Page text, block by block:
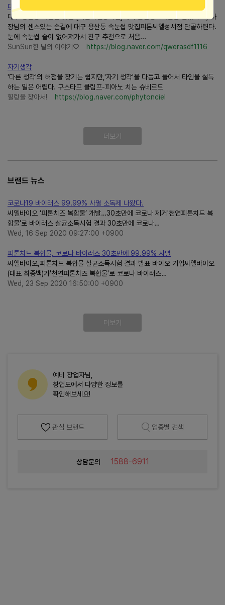
대구 용산동 속눈썹 맛집 [피톤씨엘성서점]에서 할인행사 속눈썹 ....
대구 용산동 속눈썹 맛집 [피톤씨엘성서점]에서 할인행사속눈썹 받았다 :-) 사
장님의 센스있는 손길에 대구 용산동 속눈썹 맛집피톤씨엘성서점 단골하련다.
눈에 속눈썹 숱이 없어져가서 친구 추천으로 처음...
SunSun한 날의 이야기♡
https://blog.naver.com/qwerasdf1116
자기생각
'다른 생각'의 허점을 찾기는 쉽지만,'자기 생각'을 다듬고 풀어서 타인을 설득
하는 일은 어렵다. 구스타프 클림프-피아노 치는 슈베르트
힐링을 찾아서!
https://blog.naver.com/phytonciel
더보기
브랜드 뉴스
코로나19 바이러스 99.99% 사멸 소독제 나왔다.
씨엘바이오 ‘피톤치즈 복합물’ 개발…30초만에 코로나 제거'천연피톤치드 복
합물'로 바이러스 살균소독시험 결과 30초만에 코로나…
Wed, 16 Sep 2020 09:27:00 +0900
피톤치드 복합물, 코로나 바이러스 30초만에 99.99% 사멸
씨엘바이오,피톤치드 복합물 살균소독시험 결과 발표 바이오 기업씨엘바이오
(대표 최종백)가'천연피톤치즈 복합물'로 코로나 바이러스…
Wed, 23 Sep 2020 16:50:00 +0900
더보기
예비 창업자님,
창업도에서 다양한 정보를
확인해보세요!
관심 브랜드 업종별 검색
상담문의 1588-6911